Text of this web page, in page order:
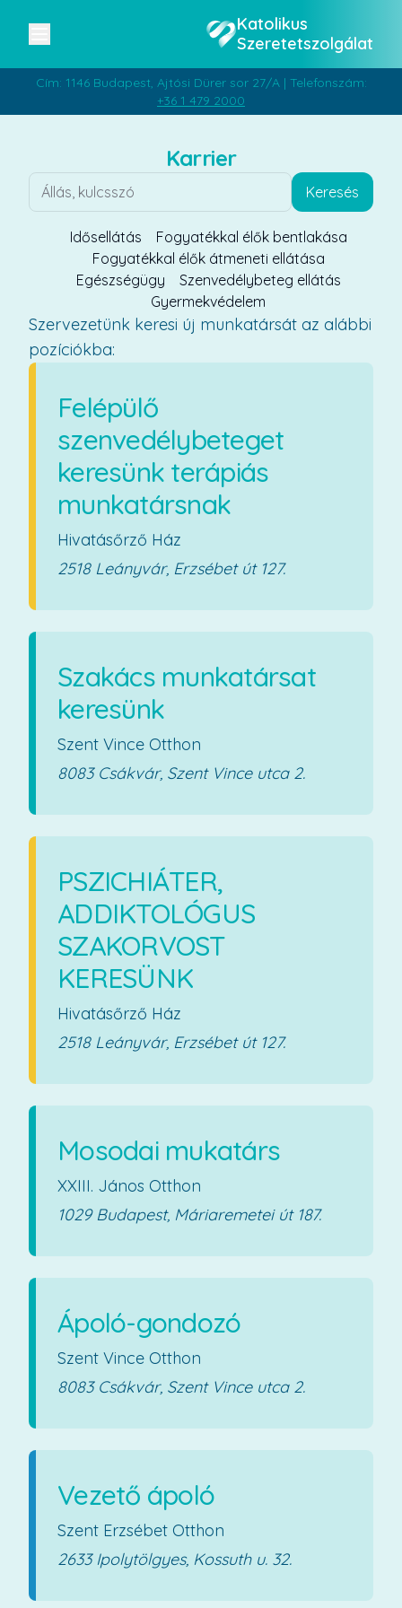
Katolikus
Szeretetszolgálat
Cím: 1146 Budapest, Ajtósi Dürer sor 27/A | Telefonszám:
+36 1 479 2000
Karrier
Keresés
Idősellátás
Fogyatékkal élők bentlakása
Fogyatékkal élők átmeneti ellátása
Egészségügy
Szenvedélybeteg ellátás
Gyermekvédelem
Szervezetünk keresi új munkatársát az alábbi
pozíciókba:
Felépülő
szenvedélybeteget
keresünk terápiás
munkatársnak
Hivatásőrző Ház
2518 Leányvár, Erzsébet út 127.
Szakács munkatársat
keresünk
Szent Vince Otthon
8083 Csákvár, Szent Vince utca 2.
PSZICHIÁTER,
ADDIKTOLÓGUS
SZAKORVOST
KERESÜNK
Hivatásőrző Ház
2518 Leányvár, Erzsébet út 127.
Mosodai mukatárs
XXIII. János Otthon
1029 Budapest, Máriaremetei út 187.
Ápoló-gondozó
Szent Vince Otthon
8083 Csákvár, Szent Vince utca 2.
Vezető ápoló
Szent Erzsébet Otthon
2633 Ipolytölgyes, Kossuth u. 32.